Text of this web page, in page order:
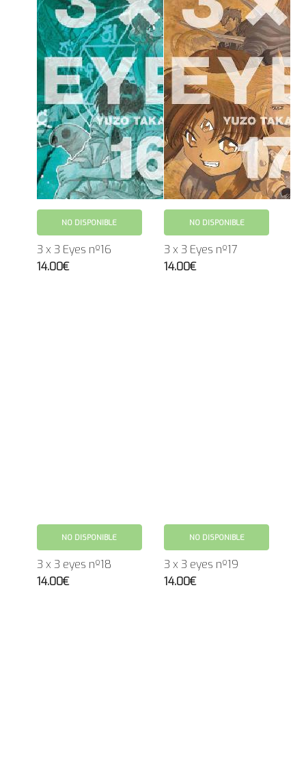
NO DISPONIBLE
3 x 3 Eyes nº16
14.00€
NO DISPONIBLE
3 x 3 Eyes nº17
14.00€
NO DISPONIBLE
3 x 3 eyes nº18
14.00€
NO DISPONIBLE
3 x 3 eyes nº19
14.00€